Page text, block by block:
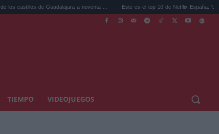
de Guadalajara a noventa ... Este es el top 10 de Netflix España: 'Los creyente...
TIEMPO VIDEOJUEGOS